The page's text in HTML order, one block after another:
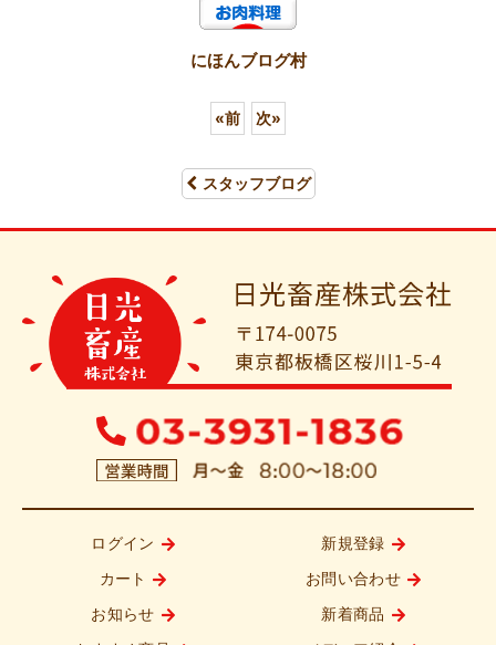
にほんブログ村
«前 次»
スタッフブログ
ログイン 新規登録
カート お問い合わせ
お知らせ 新着商品